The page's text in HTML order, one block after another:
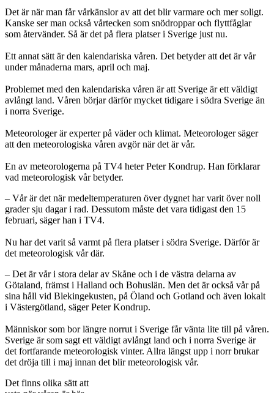
Det är när man får vårkänslor av att det blir varmare och mer soligt.
Kanske ser man också vårtecken som snödroppar och flyttfåglar
som återvänder. Så är det på flera platser i Sverige just nu.
Ett annat sätt är den kalendariska våren. Det betyder att det är vår
under månaderna mars, april och maj.
Problemet med den kalendariska våren är att Sverige är ett väldigt
avlångt land. Våren börjar därför mycket tidigare i södra Sverige än
i norra Sverige.
Meteorologer är experter på väder och klimat. Meteorologer säger
att den meteorologiska våren avgör när det är vår.
En av meteorologerna på TV4 heter Peter Kondrup. Han förklarar
vad meteorologisk vår betyder.
– Vår är det när medeltemperaturen över dygnet har varit över noll
grader sju dagar i rad. Dessutom måste det vara tidigast den 15
februari, säger han i TV4.
Nu har det varit så varmt på flera platser i södra Sverige. Därför är
det meteorologisk vår där.
– Det är vår i stora delar av Skåne och i de västra delarna av
Götaland, främst i Halland och Bohuslän. Men det är också vår på
sina håll vid Blekingekusten, på Öland och Gotland och även lokalt
i Västergötland, säger Peter Kondrup.
Människor som bor längre norrut i Sverige får vänta lite till på våren.
Sverige är som sagt ett väldigt avlångt land och i norra Sverige är
det fortfarande meteorologisk vinter. Allra längst upp i norr brukar
det dröja till i maj innan det blir meteorologisk vår.
Det finns olika sätt att